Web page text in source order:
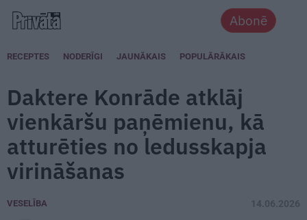
Abonē
RECEPTES NODERĪGI JAUNĀKAIS POPULĀRĀKAIS
Daktere Konrāde atklāj
vienkāršu paņēmienu, kā
atturēties no ledusskapja
virināšanas
VESELĪBA 14.06.2026